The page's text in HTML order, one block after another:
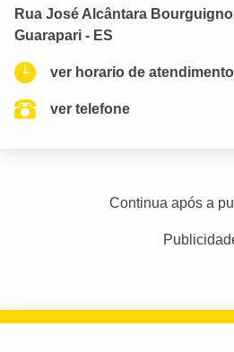
Rua José Alcântara
Guarapari - ES
ver horario de
ver telefone
Continua após a